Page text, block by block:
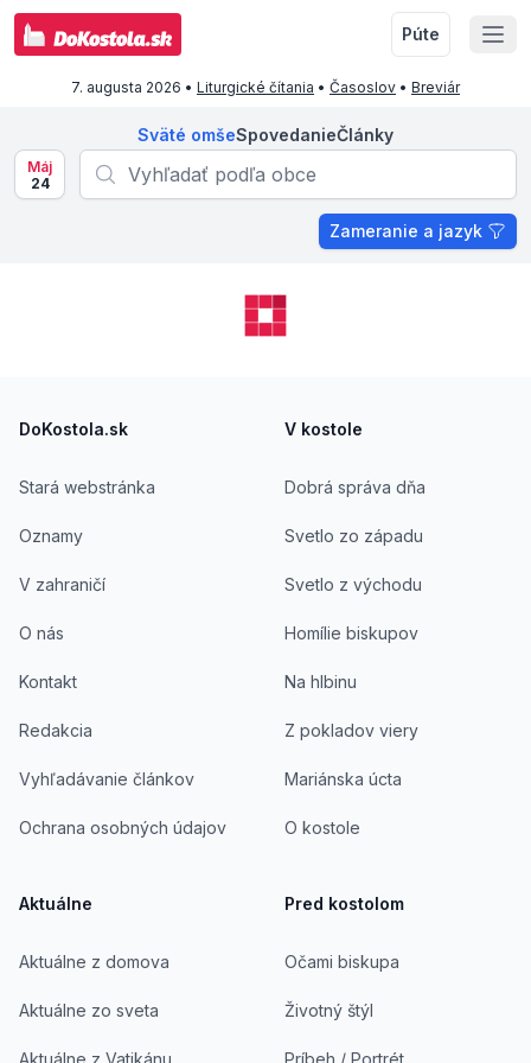
Púte
7. augusta 2026 • Liturgické čítania • Časoslov • Breviár
Sväté omšeSpovedanieČlánky
Máj
24
Zameranie a jazyk
DoKostola.sk
Stará webstránka
Oznamy
V zahraničí
O nás
Kontakt
Redakcia
Vyhľadávanie článkov
Ochrana osobných údajov
Aktuálne
Aktuálne z domova
Aktuálne zo sveta
Aktuálne z Vatikánu
V kostole
Dobrá správa dňa
Svetlo zo západu
Svetlo z východu
Homílie biskupov
Na hlbinu
Z pokladov viery
Mariánska úcta
O kostole
Pred kostolom
Očami biskupa
Životný štýl
Príbeh / Portrét